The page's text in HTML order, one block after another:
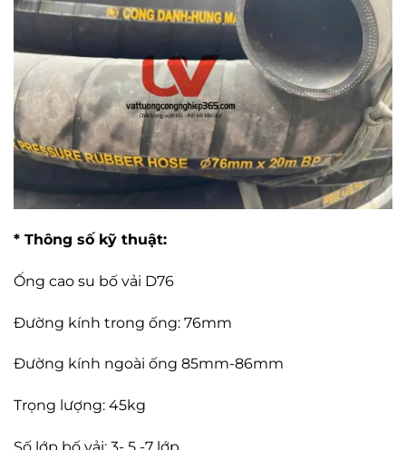
* Thông số kỹ thuật:
Ống cao su bố vải D76
Đường kính trong ống: 76mm
Đường kính ngoài ống 85mm-86mm
Trọng lượng: 45kg